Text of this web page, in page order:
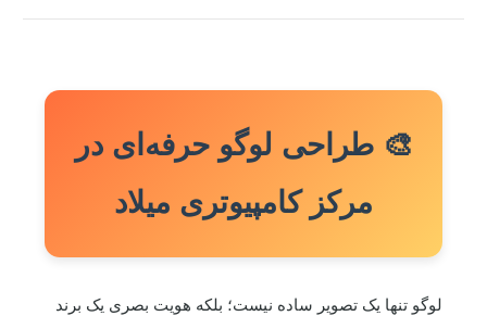
🎨 طراحی لوگو حرفه‌ای در
مرکز کامپیوتری میلاد
لوگو تنها یک تصویر ساده نیست؛ بلکه هویت بصری یک برند